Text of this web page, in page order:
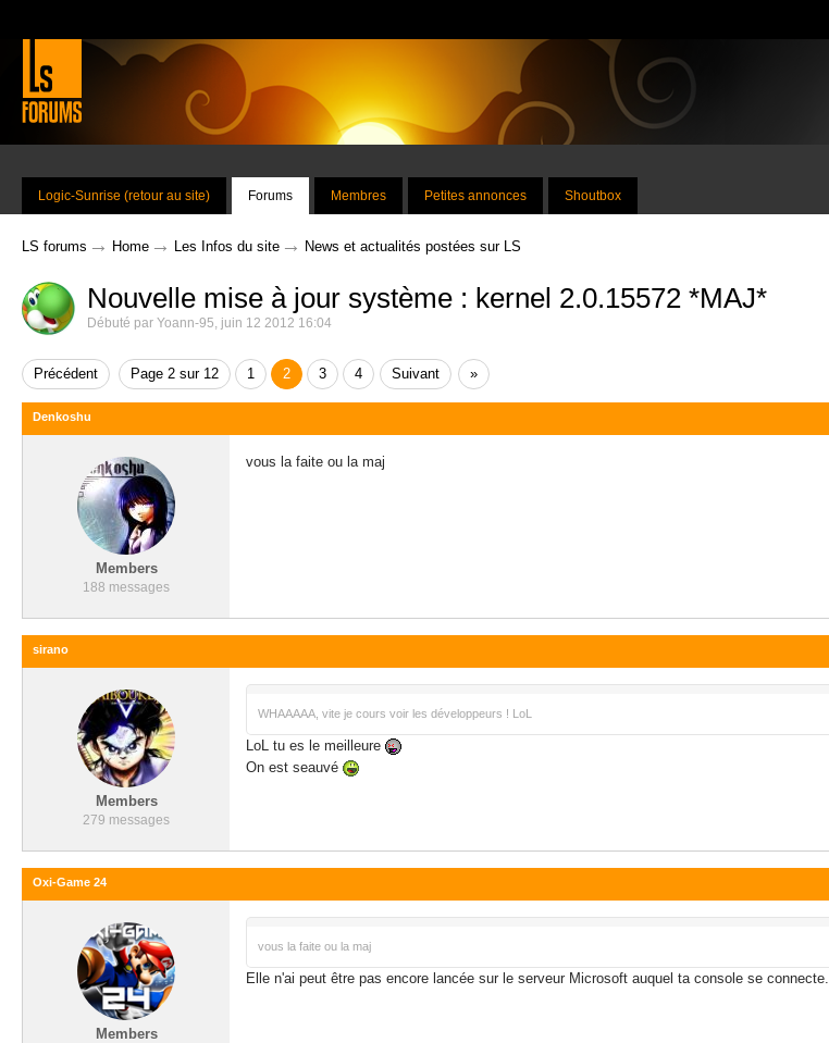
Logic-Sunrise (retour au site) Forums Membres Petites annonces Shoutbox
LS forums → Home → Les Infos du site → News et actualités postées sur LS
Nouvelle mise à jour système : kernel 2.0.15572 *MAJ*
Débuté par Yoann-95, juin 12 2012 16:04
Précédent Page 2 sur 12 1 2 3 4 Suivant »
Denkoshu
Members
188 messages
vous la faite ou la maj
sirano
Members
279 messages
WHAAAAA, vite je cours voir les développeurs ! LoL
LoL tu es le meilleure
On est seauvé
Oxi-Game 24
Members
vous la faite ou la maj
Elle n'ai peut être pas encore lancée sur le serveur Microsoft auquel ta console se connecte.